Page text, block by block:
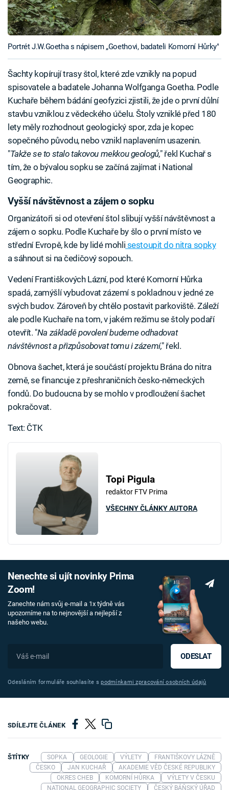
Portrét J.W.Goetha s nápisem „Goethovi, badateli Komorní Hůrky"
Šachty kopírují trasy štol, které zde vznikly na popud
spisovatele a badatele Johanna Wolfganga Goetha. Podle
Kuchaře během bádání geofyzici zjistili, že jde o první důlní
stavbu vzniklou z vědeckého účelu. Štoly vzniklé před 180
lety měly rozhodnout geologický spor, zda je kopec
sopečného původu, nebo vznikl naplavením usazenin.
"Takže se to stalo takovou mekkou geologů," řekl Kuchař s
tím, že o bývalou sopku se začíná zajímat i National
Geographic.
Vyšší návštěvnost a zájem o sopku
Organizátoři si od otevření štol slibují vyšší návštěvnost a
zájem o sopku. Podle Kuchaře by šlo o první místo ve
střední Evropě, kde by lidé mohli sestoupit do nitra sopky
a sáhnout si na čedičový sopouch.
Vedení Františkových Lázní, pod které Komorní Hůrka
spadá, zamýšlí vybudovat zázemí s pokladnou v jedné ze
svých budov. Zároveň by chtělo postavit parkoviště. Záleží
ale podle Kuchaře na tom, v jakém režimu se štoly podaří
otevřít. "Na základě povolení budeme odhadovat
návštěvnost a přizpůsobovat tomu i zázemí," řekl.
Obnova šachet, která je součástí projektu Brána do nitra
země, se financuje z přeshraničních česko-německých
fondů. Do budoucna by se mohlo v prodloužení šachet
pokračovat.
Text: ČTK
Topi Pigula
redaktor FTV Prima
VŠECHNY ČLÁNKY AUTORA
Nenechte si ujít novinky Prima
Zoom!
Zanechte nám svůj e-mail a 1x týdně vás
upozorníme na to nejnovější a nejlepší z
našeho webu.
ODESLAT
Odesláním formuláře souhlasíte spodmínkami zpracování osobních údajů
SDÍLEJTE ČLÁNEK
ŠTÍTKY SOPKA GEOLOGIE VÝLETY
FRANTIŠKOVY LÁZNĚ
ČESKO
JAN KUCHAŘ
AKADEMIE VĚD ČESKÉ REPUBLIKY
OKRES CHEB
KOMORNÍ HŮRKA
VÝLETY V ČESKU
NATIONAL GEOGRAPHIC SOCIETY
ČESKÝ BÁŇSKÝ ÚŘAD